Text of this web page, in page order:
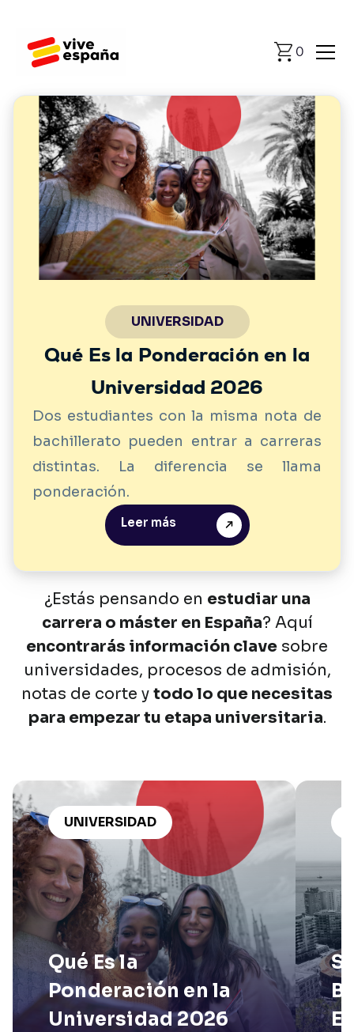
0
Universidad
UNIVERSIDAD
Qué Es la Ponderación en la
Universidad 2026
Dos estudiantes con la misma nota de
bachillerato pueden entrar a carreras
distintas. La diferencia se llama
ponderación.
Leer más
¿Estás pensando en estudiar una
carrera o máster en España? Aquí
encontrarás información clave sobre
universidades, procesos de admisión,
notas de corte y todo lo que necesitas
para empezar tu etapa universitaria.
UNIVERSIDAD
Qué Es la
Ponderación en la
Universidad 2026